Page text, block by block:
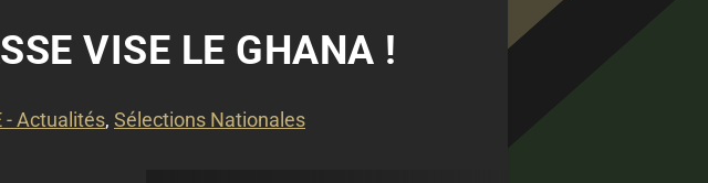
VISE LE GHANA !
- Actualités, Sélections Nationales